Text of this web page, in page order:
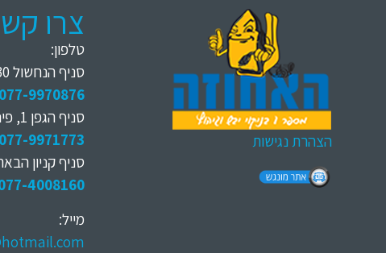
הצהרת נגישות
צרו
טלפון:
סניף הנחשול 30
077-9970876
סניף הגפן 1, פינת רוטשילד
077-9971773
סניף קניון
4008160
מייל: